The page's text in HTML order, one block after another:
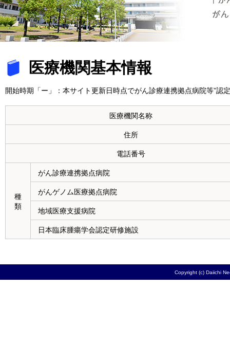
医療機関基本情報
開始時期「ー」：本サイト更新日時点でがん診療連携拠点病院等”認
医療機関名称
住所
電話番号
種
類
がん診療連携拠点病院
がんゲノム医療拠点病院
地域医療支援病院
日本臨床腫瘍学会認定研修施設
Copyright (c) Daiichi